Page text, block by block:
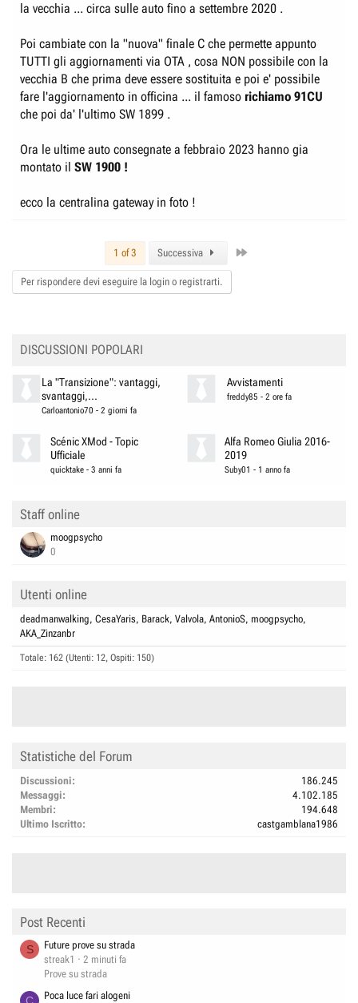
la vecchia ... circa sulle auto fino a settembre 2020 .
Poi cambiate con la "nuova" finale C che permette appunto
TUTTI gli aggiornamenti via OTA , cosa NON possibile con la
vecchia B che prima deve essere sostituita e poi e' possibile
fare l'aggiornamento in officina ... il famoso richiamo 91CU
che poi da' l'ultimo SW 1899 .
Ora le ultime auto consegnate a febbraio 2023 hanno gia
montato il SW 1900 !
ecco la centralina gateway in foto !
1 of 3 Successiva
Per rispondere devi eseguire la login o registrarti.
DISCUSSIONI POPOLARI
La "Transizione": vantaggi,
svantaggi,...
Carloantonio70 - 2 giorni fa
Avvistamenti
freddy85 - 2 ore fa
Scénic XMod - Topic
Ufficiale
quicktake -3 anni fa
Alfa Romeo Giulia 2016-
2019
Suby01 - 1 anno fa
Staff online
moogpsycho
0
Utenti online
deadmanwalking CesaYaris Barack Valvola AntonioS moogpsycho
AKA_Zinzanbr
Totale: 162 (Utenti: 12, Ospiti: 150)
Statistiche del Forum
Discussioni
186.245
Messaggi
4.102.185
Membri
194.648
Ultimo Iscritto
castgamblana1986
Post Recenti
S
Future prove su strada
streak1
2 minuti fa
Prove su strada
C
Poca luce fari alogeni